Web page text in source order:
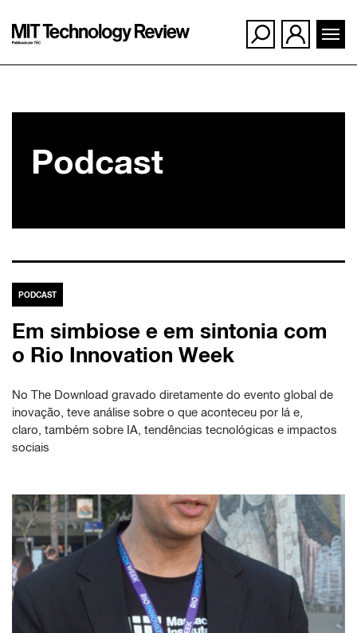
conteúdoPodcast
PODCAST
Em simbiose e em sintonia com
o Rio Innovation Week
No The Download gravado diretamente do evento global de
inovação, teve análise sobre o que aconteceu por lá e,
claro, também sobre IA, tendências tecnológicas e impactos
sociais